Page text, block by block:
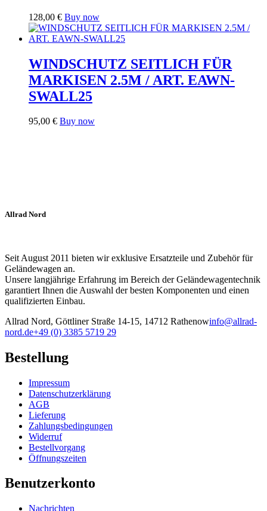
128,00 € Buy now
WINDSCHUTZ SEITLICH FÜR
MARKISEN 2.5M / ART. EAWN-
SWALL25
95,00 € Buy now
Allrad Nord
Seit August 2011 bieten wir exklusive Ersatzteile und Zubehör für
Geländewagen an.
Unsere langjährige Erfahrung im Bereich der Geländewagentechnik
garantiert Ihnen die Auswahl der besten Komponenten und einen
qualifizierten Einbau.
Allrad Nord, Göttliner Straße 14-15, 14712 Rathenowinfo@allrad-
nord.de+49 (0) 3385 5719 29
Bestellung
Impressum
Datenschutzerklärung
AGB
Lieferung
Zahlungsbedingungen
Widerruf
Bestellvorgang
Öffnungszeiten
Benutzerkonto
Nachrichten